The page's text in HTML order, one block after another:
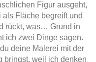
Figur ausgeht,
Fläche begreift und
rückt, was… Grund in
ich zwei Dinge sagen.
deine Malerei mit der
bringst, weil ich denken